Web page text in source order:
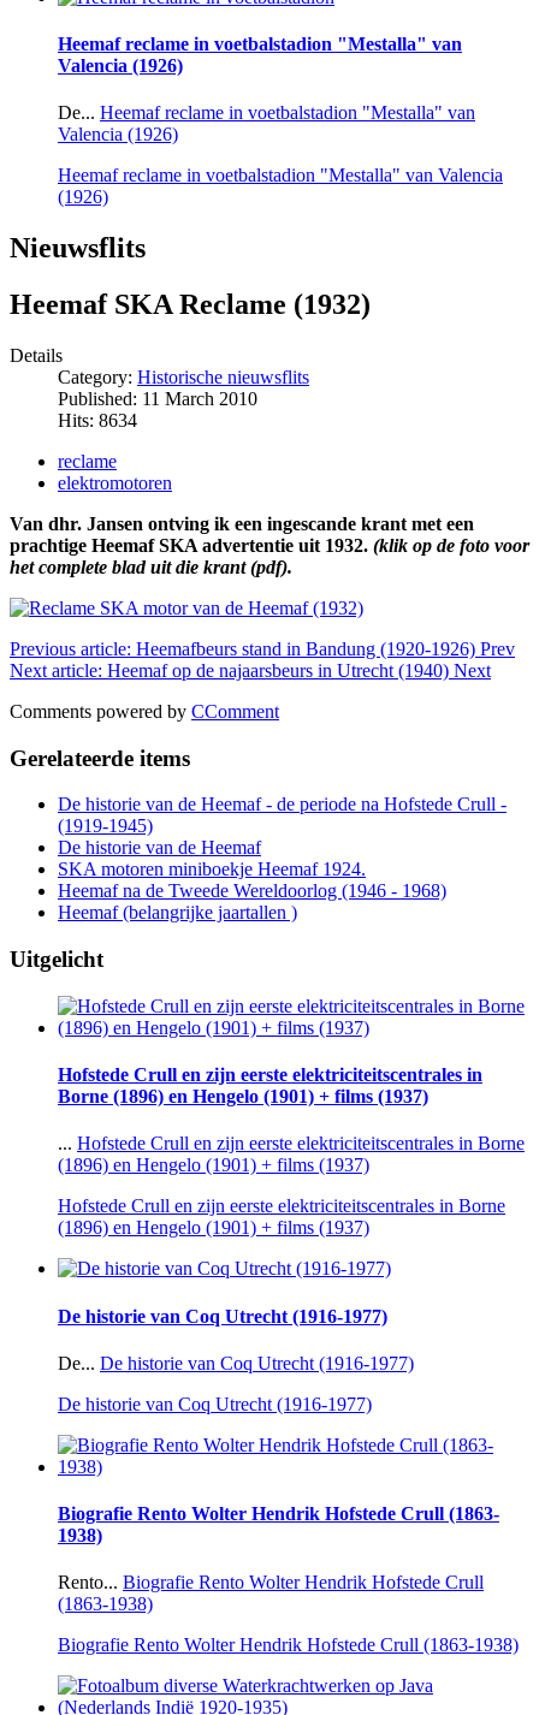
Heemaf reclame in voetbalstadion "Mestalla" van
Valencia (1926)
De... Heemaf reclame in voetbalstadion "Mestalla" van
Valencia (1926)
Heemaf reclame in voetbalstadion "Mestalla" van Valencia
(1926)
Nieuwsflits
Heemaf SKA Reclame (1932)
Details
Category: Historische nieuwsflits
Published: 11 March 2010
Hits: 8634
reclame
elektromotoren
Van dhr. Jansen ontving ik een ingescande krant met een
prachtige Heemaf SKA advertentie uit 1932. (klik op de foto voor
het complete blad uit die krant (pdf).
Previous article: Heemafbeurs stand in Bandung (1920-1926) Prev
Next article: Heemaf op de najaarsbeurs in Utrecht (1940) Next
Comments powered by CComment
Gerelateerde items
De historie van de Heemaf - de periode na Hofstede Crull -
(1919-1945)
De historie van de Heemaf
SKA motoren miniboekje Heemaf 1924.
Heemaf na de Tweede Wereldoorlog (1946 - 1968)
Heemaf (belangrijke jaartallen )
Uitgelicht
Hofstede Crull en zijn eerste elektriciteitscentrales in
Borne (1896) en Hengelo (1901) + films (1937)
... Hofstede Crull en zijn eerste elektriciteitscentrales in Borne
(1896) en Hengelo (1901) + films (1937)
Hofstede Crull en zijn eerste elektriciteitscentrales in Borne
(1896) en Hengelo (1901) + films (1937)
De historie van Coq Utrecht (1916-1977)
De... De historie van Coq Utrecht (1916-1977)
De historie van Coq Utrecht (1916-1977)
Biografie Rento Wolter Hendrik Hofstede Crull (1863-
1938)
Rento... Biografie Rento Wolter Hendrik Hofstede Crull
(1863-1938)
Biografie Rento Wolter Hendrik Hofstede Crull (1863-1938)